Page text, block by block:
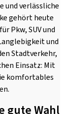
und verlässliche
gehört heute
Pkw, SUV und
und
Stadtverkehr,
Einsatz: Mit
komfortables
gute Wahl